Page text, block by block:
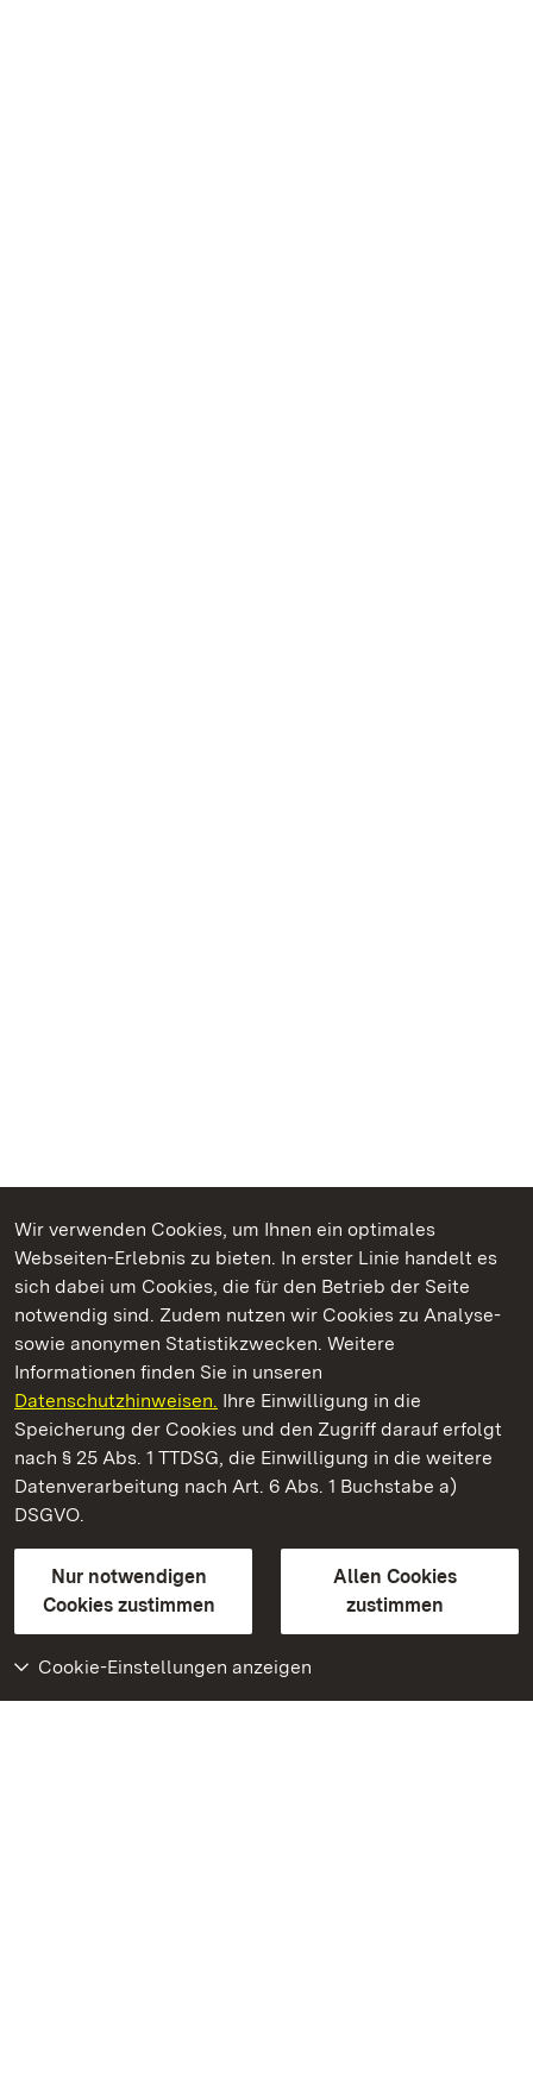
Wir verwenden Cookies, um Ihnen ein optimales
Webseiten-Erlebnis zu bieten. In erster Linie handelt es
sich dabei um Cookies, die für den Betrieb der Seite
notwendig sind. Zudem nutzen wir Cookies zu Analyse-
sowie anonymen Statistikzwecken. Weitere
Informationen finden Sie in unseren
Datenschutzhinweisen. Ihre Einwilligung in die
Speicherung der Cookies und den Zugriff darauf erfolgt
nach § 25 Abs. 1 TTDSG, die Einwilligung in die weitere
Datenverarbeitung nach Art. 6 Abs. 1 Buchstabe a)
DSGVO.
Nur notwendigen
Cookies zustimmen
Allen Cookies
zustimmen
Cookie-Einstellungen anzeigen
Kommen. Staunen. Genießen.
Staatliche Schlösser und Gärten Baden‑Württemberg
Staatliche Schlösser und Gärten Baden-Württemberg
Kontakt
GebärdenspracheLeichte Sprache
Erklärung zur Barrierefreiheit
BITV-konform (geprüfte Seiten)
Weiteres